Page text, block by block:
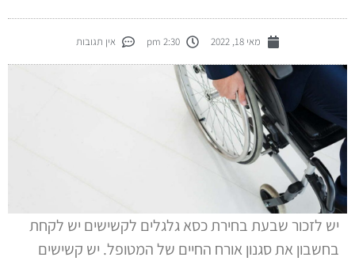
מאי 18, 2022 2:30 pm אין תגובות
יש לזכור שבעת בחירת כסא גלגלים לקשישים יש לקחת
בחשבון את סגנון אורח החיים של המטופל. יש קשישים